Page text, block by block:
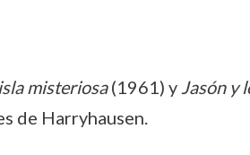
misteriosa(1961) y Jasón y
de Harryhausen.